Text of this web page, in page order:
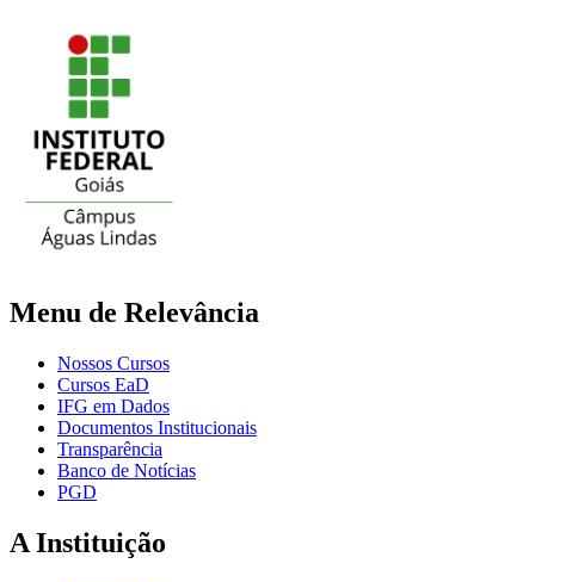
Menu de Relevância
Nossos Cursos
Cursos EaD
IFG em Dados
Documentos Institucionais
Transparência
Banco de Notícias
PGD
A Instituição